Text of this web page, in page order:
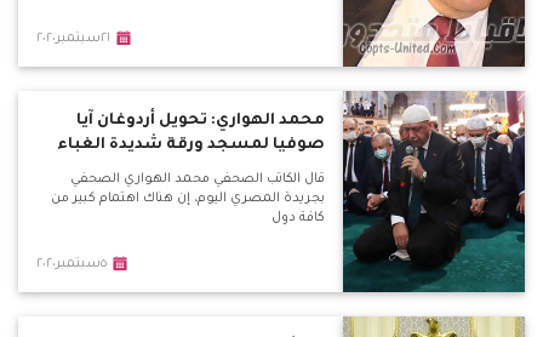
٢١سبتمبر٢٠٢٠
محمد الهواري: تحويل أردوغان آيا
صوفيا لمسجد ورقة شديدة الغباء
قال الكاتب الصحفي محمد الهواري الصحفي
بجريدة المصري اليوم، إن هناك اهتمام كبير من
كافة دول
٥سبتمبر٢٠٢٠